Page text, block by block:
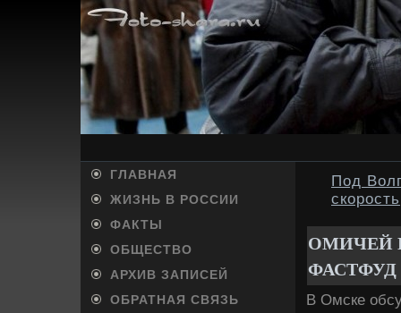
ГЛАВНАЯ
ЖИЗНЬ В РОССИИ
ФАКТЫ
ОБЩЕСТВО
АРХИВ ЗАПИСЕЙ
ОБРАТНАЯ СВЯЗЬ
Под
скорость
ОМИЧЕЙ
В Омске